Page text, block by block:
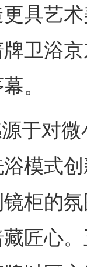
具艺
卫浴
。
于对微
模式
柜的
匠心